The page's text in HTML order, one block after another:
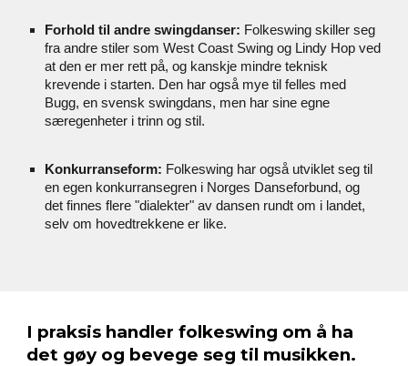
Forhold til andre swingdanser: Folkeswing skiller seg
fra andre stiler som West Coast Swing og Lindy Hop ved
at den er mer rett på, og kanskje mindre teknisk
krevende i starten. Den har også mye til felles med
Bugg, en svensk swingdans, men har sine egne
særegenheter i trinn og stil.
Konkurranseform: Folkeswing har også utviklet seg til
en egen konkurransegren i Norges Danseforbund, og
det finnes flere "dialekter" av dansen rundt om i landet,
selv om hovedtrekkene er like.
I praksis handler folkeswing om å ha
det gøy og bevege seg til musikken.